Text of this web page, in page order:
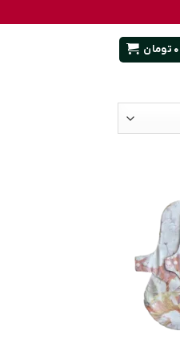
0 تومان